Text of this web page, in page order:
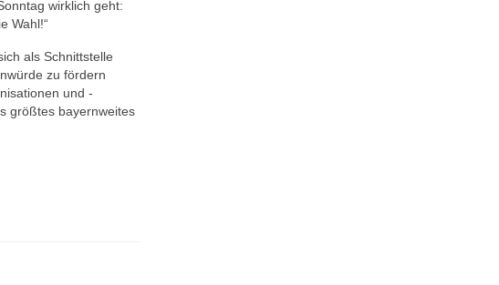
wirklich geht:
Wahl!“
als Schnittstelle
zu fördern
und -
größtes bayernweites